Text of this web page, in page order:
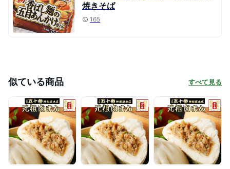
焼きそば
165
似ている商品 すべて見る